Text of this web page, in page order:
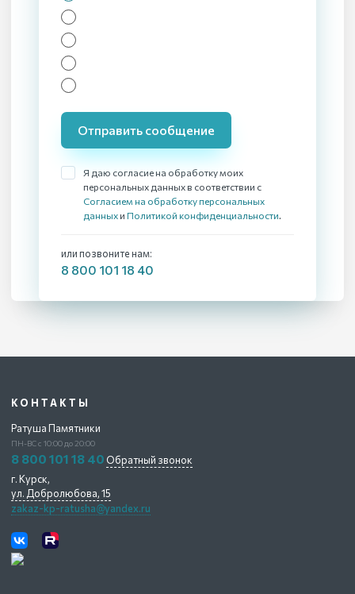
Отправить сообщение
Я даю согласие на обработку моих
персональных данных в соответствии с
Согласием на обработку персональных
данных и Политикой конфиденциальности
или позвоните нам:
8 800 101 18 40
КОНТАКТЫ
Ратуша Памятники
ПН-ВС с 10:00 до 20:00
8 800 101 18 40 Обратный звонок
г. Курск,
ул. Добролюбова, 15
zakaz-kp-ratusha@yandex.ru